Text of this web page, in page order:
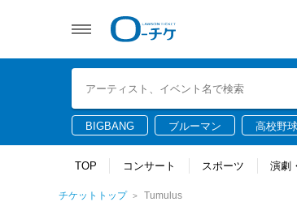
BIGBANG ブルーマン 高校野球
TOP コンサート スポーツ 演劇
チケットトップ Tumulus